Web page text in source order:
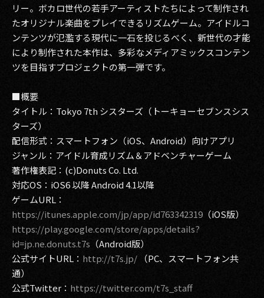
2020
2019
2018
2016
2015
2014
2013
2012
2011
2010
2009
リー。ボカロ世代の若手アーティストたちによって制作され
たオリジナル楽曲をプレイできるリズムゲーム。アイドルコ
ンテンツが氾濫する現代に一石を投じるべく、新世代の才能
により制作された本作は、多彩なメディアミックスコンテン
ツを目指すプロジェクトの第一弾です。
■概要
タイトル：Tokyo 7th シスターズ（トーキョーセブンスシス
ターズ）
配信形式：スマートフォン（iOS、Android）向けアプリ
ジャンル：アイドル育成リズム＆アドベンチャーゲーム
著作権表記：(c)Donuts Co. Ltd.
対応OS：iOS6 以降 Android 4.1以降
ゲームURL：
https://itunes.apple.com/jp/app/id763342319 （iOS版）
https://play.google.com/store/apps/details?
id=jp.ne.donuts.t7s （Android版）
公式サイトURL： http://t7s.jp/ （PC、スマートフォン共
通）
公式Twitter： https://twitter.com/t7s_staff